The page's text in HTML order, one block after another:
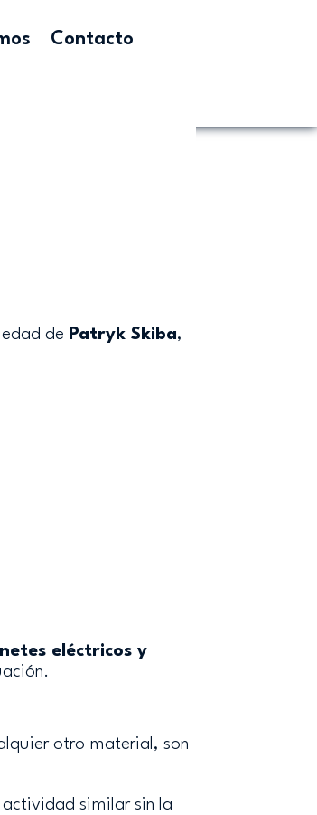
Contacto
de Patryk Skiba,
eléctricos y
otro material, son
similar sin la